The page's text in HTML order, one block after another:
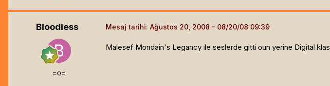
Bloodless
=o=
Mesaj tarihi: Ağustos 20, 2008
Malesef Mondain's Legancy ile seslerde gitti oun yerine Digital